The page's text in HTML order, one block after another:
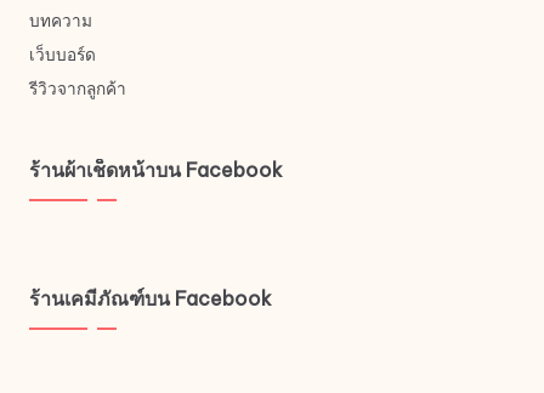
บทความ
เว็บบอร์ด
รีวิวจากลูกค้า
ร้านผ้าเช็ดหน้าบน Facebook
ร้านเคมีภัณฑ์บน Facebook